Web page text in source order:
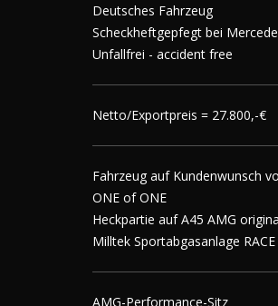
Deutsches Fahrzeug
Scheckheftgepfegt bei
Unfallfrei - accident free
Netto/Exportpreis = 27.800,-€
Fahrzeug auf Kundenwunsch
ONE of ONE
Heckpartie auf A45 AMG
Milltek Sportabgasanlage
AMG-Performance-Sitz